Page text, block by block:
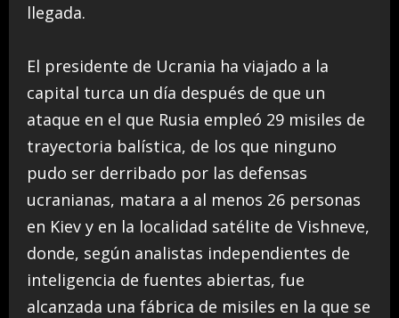
llegada.
El presidente de Ucrania ha viajado a la
capital turca un día después de que un
ataque en el que Rusia empleó 29 misiles de
trayectoria balística, de los que ninguno
pudo ser derribado por las defensas
ucranianas, matara a al menos 26 personas
en Kiev y en la localidad satélite de Vishneve,
donde, según analistas independientes de
inteligencia de fuentes abiertas, fue
alcanzada una fábrica de misiles en la que se